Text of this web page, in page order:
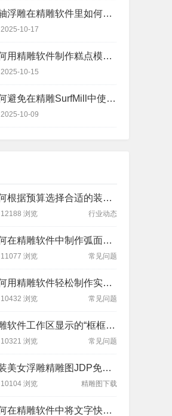
卷轴浮雕在精雕软件里如何快速制作出来？
2025-10-17
如何用精雕软件制作糕点模具？只需这几个步骤
2025-10-15
如何避免在精雕SurfMill中使用“保持曲线高度”和“投影变换”时的常见错误？
2025-10-09
如何根据预算选择合适的装机方案？了解2025年主流价位段的性能差异
12188 浏览 行业动态
如何在精雕软件中制作弧面雕刻路径？
11077 浏览 常见问题
如何用精雕软件轻松制作实木装饰线条踢脚线？
10432 浏览 常见问题
精雕软件工作区显示的“框框”是什么？如何轻松隐藏或显示？
10321 浏览 常见问题
古装美女浮雕精雕图JDP免费下载
10104 浏览 精雕图下载
如何在精雕软件中将文字快速排列到弧形线条上？全步骤详解